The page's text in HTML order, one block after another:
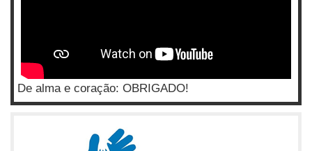
De alma e coração: OBRIGADO!